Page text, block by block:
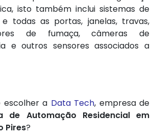
isto também inclui sistemas de
todas as portas, janelas, travas,
de fumaça, câmeras de
e outros sensores associados a
escolher a Data Tech, empresa de
de Automação Residencial em
Pires?